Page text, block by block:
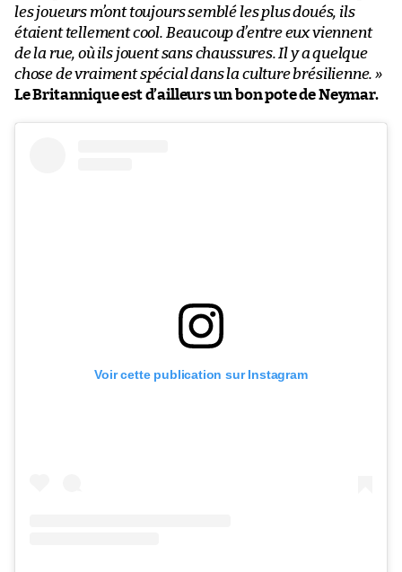
les joueurs m’ont toujours semblé les plus doués, ils
étaient tellement cool. Beaucoup d’entre eux viennent
de la rue, où ils jouent sans chaussures. Il y a quelque
chose de vraiment spécial dans la culture brésilienne. »
Le Britannique est d’ailleurs un bon pote de Neymar.
Voir cette publication sur Instagram